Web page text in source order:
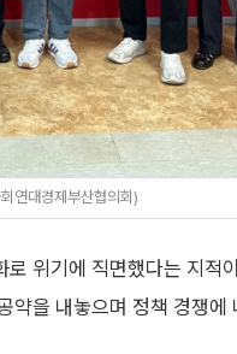
연대경제부산협의회)
위기에 직면했다는 지적
약을 내놓으며 정책 경쟁에